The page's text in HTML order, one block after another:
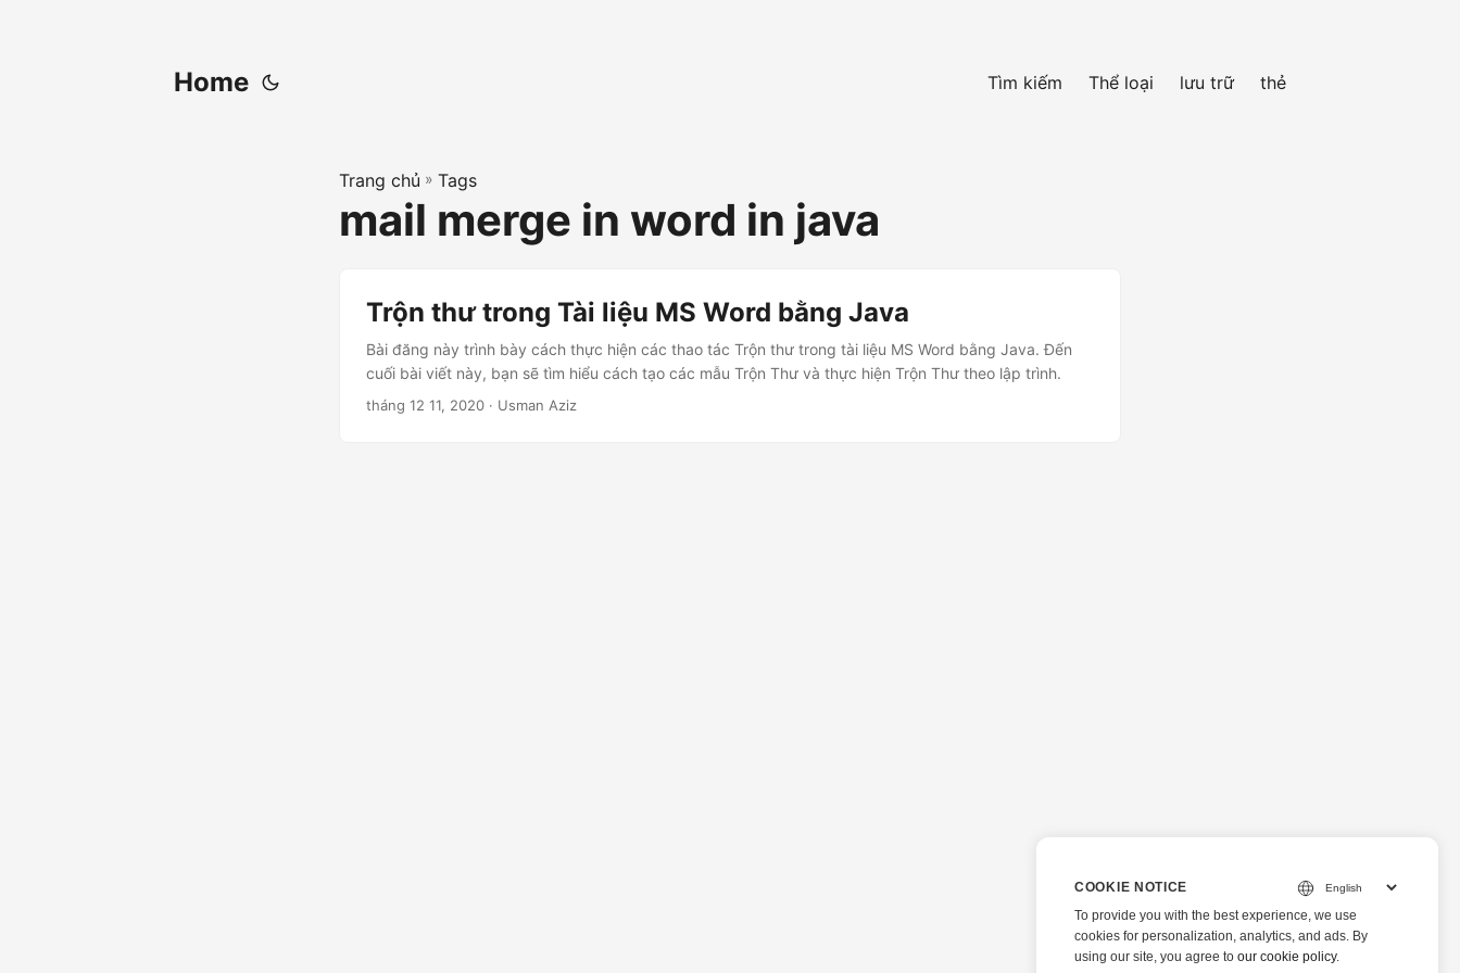
Home Tìm kiếm Thể loại lưu trữ thẻ
Trang chủ » Tags
mail merge in word in java
Trộn thư trong Tài liệu MS Word bằng Java
Bài đăng này trình bày cách thực hiện các thao tác Trộn thư trong tài liệu MS Word bằng Java. Đến
cuối bài viết này, bạn sẽ tìm hiểu cách tạo các mẫu Trộn Thư và thực hiện Trộn Thư theo lập trình.
tháng 12 11, 2020 · Usman Aziz
COOKIE NOTICE
To provide you with the best experience, we use
cookies for personalization, analytics, and ads. By
using our site, you agree to our cookie policy.